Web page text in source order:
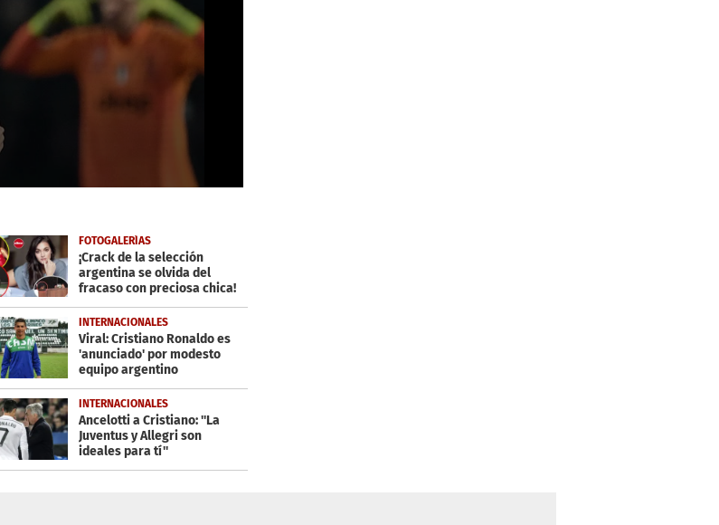
FOTOGALERÍAS
¡Crack de la selección
argentina se olvida del
fracaso con preciosa chica!
INTERNACIONALES
Viral: Cristiano Ronaldo es
'anunciado' por modesto
equipo argentino
INTERNACIONALES
Ancelotti a Cristiano: ''La
Juventus y Allegri son
ideales para tí''